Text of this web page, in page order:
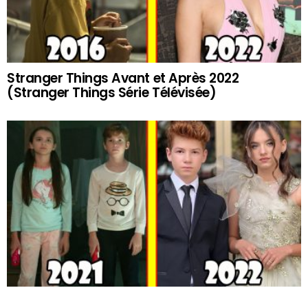
Stranger Things Avant et Après 2022
(Stranger Things Série Télévisée)